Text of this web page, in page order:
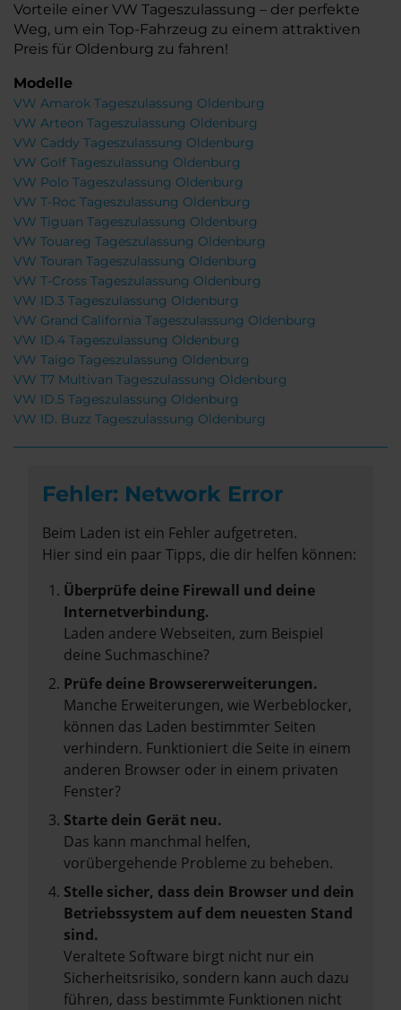
Vorteile einer VW Tageszulassung – der perfekte
Weg, um ein Top-Fahrzeug zu einem attraktiven
Preis für Oldenburg zu fahren!
Modelle
VW Amarok Tageszulassung Oldenburg
VW Arteon Tageszulassung Oldenburg
VW Caddy Tageszulassung Oldenburg
VW Golf Tageszulassung Oldenburg
VW Polo Tageszulassung Oldenburg
VW T-Roc Tageszulassung Oldenburg
VW Tiguan Tageszulassung Oldenburg
VW Touareg Tageszulassung Oldenburg
VW Touran Tageszulassung Oldenburg
VW T-Cross Tageszulassung Oldenburg
VW ID.3 Tageszulassung Oldenburg
VW Grand California Tageszulassung Oldenburg
VW ID.4 Tageszulassung Oldenburg
VW Taigo Tageszulassung Oldenburg
VW T7 Multivan Tageszulassung Oldenburg
VW ID.5 Tageszulassung Oldenburg
VW ID. Buzz Tageszulassung Oldenburg
Fehler: Network Error
Beim Laden ist ein Fehler aufgetreten.
Hier sind ein paar Tipps, die dir helfen können:
Überprüfe deine Firewall und deine
Internetverbindung.
Laden andere Webseiten, zum Beispiel
deine Suchmaschine?
Prüfe deine Browsererweiterungen.
Manche Erweiterungen, wie Werbeblocker,
können das Laden bestimmter Seiten
verhindern. Funktioniert die Seite in einem
anderen Browser oder in einem privaten
Fenster?
Starte dein Gerät neu.
Das kann manchmal helfen,
vorübergehende Probleme zu beheben.
Stelle sicher, dass dein Browser und dein
Betriebssystem auf dem neuesten Stand
sind.
Veraltete Software birgt nicht nur ein
Sicherheitsrisiko, sondern kann auch dazu
führen, dass bestimmte Funktionen nicht